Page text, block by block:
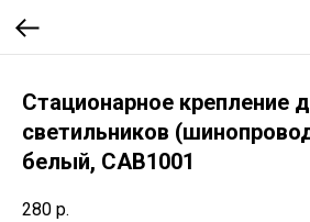
Стационарное крепление
светильников
белый, CAB1001
280 р.